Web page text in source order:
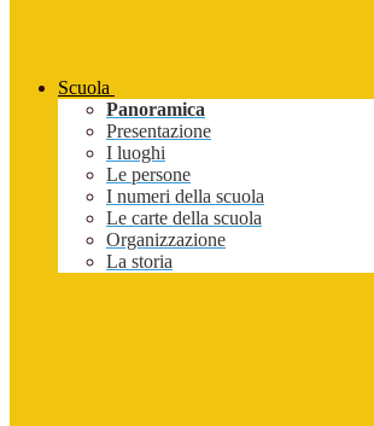
Scuola
Panoramica
Presentazione
I luoghi
Le persone
I numeri della scuola
Le carte della scuola
Organizzazione
La storia